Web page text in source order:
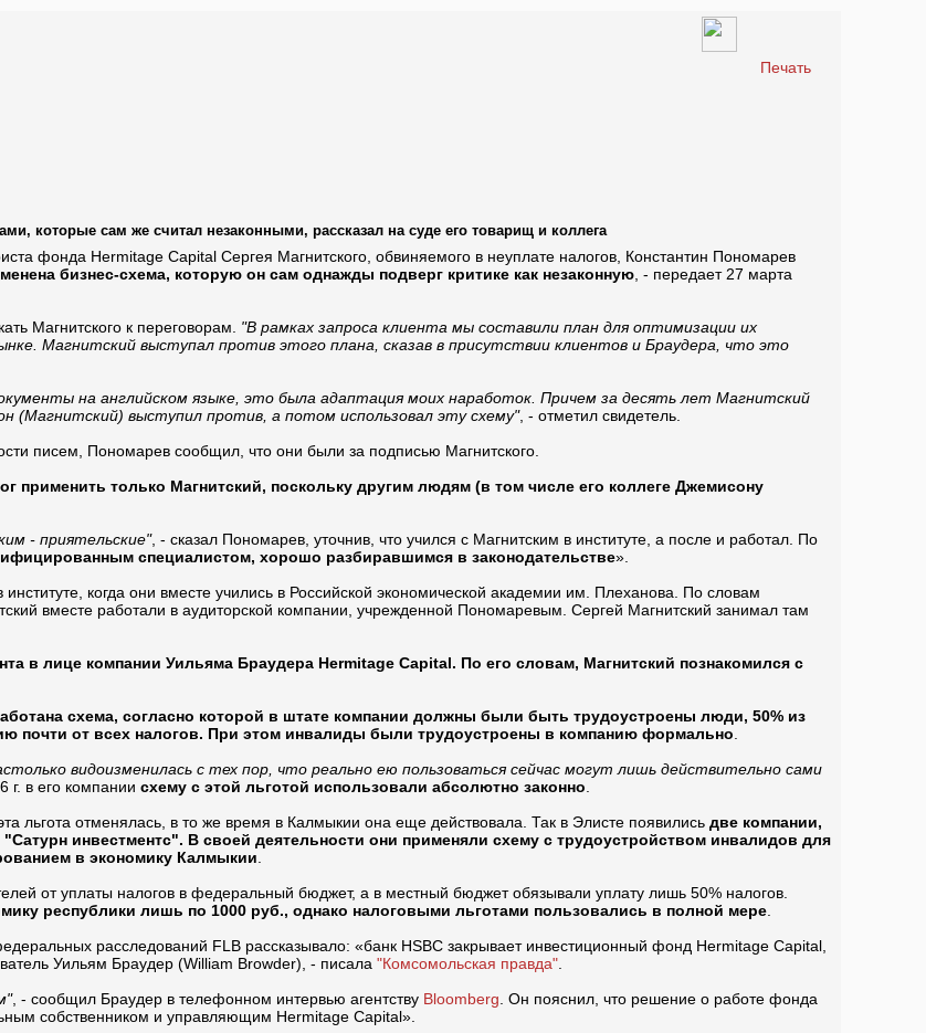
Печать
которые сам же считал незаконными, рассказал на суде его товарищ и коллега
фонда Hermitage Capital Сергея Магнитского, обвиняемого в неуплате налогов, Константин Пономарев
бизнес-схема, которую он сам однажды подверг критике как незаконную , - передает 27 марта
Магнитского к переговорам. "В рамках запроса клиента мы составили план для оптимизации их
Магнитский выступал против этого плана, сказав в присутствии клиентов и Браудера, что это
на английском языке, это была адаптация моих наработок. Причем за десять лет Магнитский
(Магнитский) выступил против, а потом использовал эту схему", - отметил свидетель.
писем, Пономарев сообщил, что они были за подписью Магнитского.
применить только Магнитский, поскольку другим людям (в том числе его коллеге Джемисону
- приятельские", - сказал Пономарев, уточнив, что учился с Магнитским в институте, а после и работал. По
специалистом, хорошо разбиравшимся в законодательстве».
когда они вместе учились в Российской экономической академии им. Плеханова. По словам
вместе работали в аудиторской компании, учрежденной Пономаревым. Сергей Магнитский занимал там
в лице компании Уильяма Браудера Hermitage Capital. По его словам, Магнитский познакомился с
схема, согласно которой в штате компании должны были быть трудоустроены люди, 50% из
почти от всех налогов. При этом инвалиды были трудоустроены в компанию формально
видоизменилась с тех пор, что реально ею пользоваться сейчас могут лишь действительно сами
г. в его компании схему с этой льготой использовали абсолютно законно
льгота отменялась, в то же время в Калмыкии она еще действовала. Так в Элисте появились две компании,
инвестментс". В своей деятельности они применяли схему с трудоустройством инвалидов для
в экономику Калмыкии
от уплаты налогов в федеральный бюджет, а в местный бюджет обязывали уплату лишь 50% налогов.
республики лишь по 1000 руб., однако налоговыми льготами пользовались в полной мере
расследований FLB рассказывало: «банк HSBC закрывает инвестиционный фонд Hermitage Capital,
Уильям Браудер (William Browder), - писала "Комсомольская правда"
, - сообщил Браудер в телефонном интервью агентству Bloomberg . Он пояснил, что решение о работе фонда
собственником и управляющим Hermitage Capital».